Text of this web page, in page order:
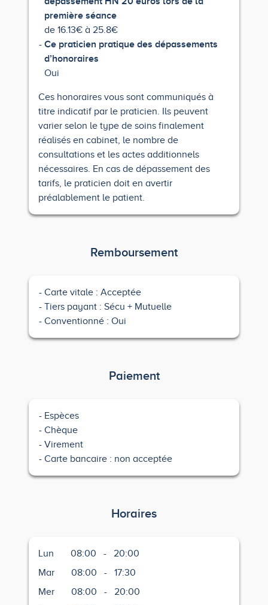
première séance
de 16.13€ à 25.8€
Ce praticien pratique des dépassements
d’honoraires
Oui
Ces honoraires vous sont communiqués à
titre indicatif par le praticien. Ils peuvent
varier selon le type de soins finalement
réalisés en cabinet, le nombre de
consultations et les actes additionnels
nécessaires. En cas de dépassement des
tarifs, le praticien doit en avertir
préalablement le patient.
Remboursement
Carte vitale : Acceptée
Tiers payant : Sécu + Mutuelle
Conventionné : Oui
Paiement
Espèces
Chèque
Virement
Carte bancaire : non acceptée
Horaires
Lun 08:00 -
20:00
Mar
08:00 -
17:30
Mer
08:00 -
20:00